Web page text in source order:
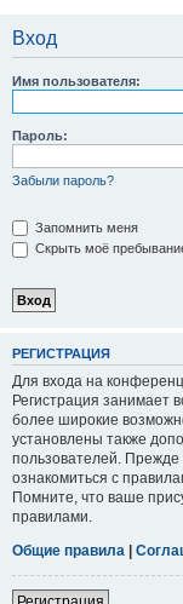
Вход
Имя пользователя:
Пароль:
Забыли пароль?
Запомнить меня
Скрыть моё
РЕГИСТРАЦИЯ
Для входа на
Регистрация занимает
более широкие
установлены также
пользователей. Прежде
ознакомиться с
Помните, что ваше
правилами.
Общие правила